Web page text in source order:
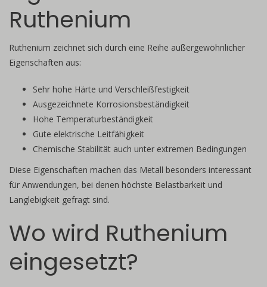
Ruthenium
Ruthenium zeichnet sich durch eine Reihe außergewöhnlicher
Eigenschaften aus:
Sehr hohe Härte und Verschleißfestigkeit
Ausgezeichnete Korrosionsbeständigkeit
Hohe Temperaturbeständigkeit
Gute elektrische Leitfähigkeit
Chemische Stabilität auch unter extremen Bedingungen
Diese Eigenschaften machen das Metall besonders interessant
für Anwendungen, bei denen höchste Belastbarkeit und
Langlebigkeit gefragt sind.
Wo wird Ruthenium
eingesetzt?